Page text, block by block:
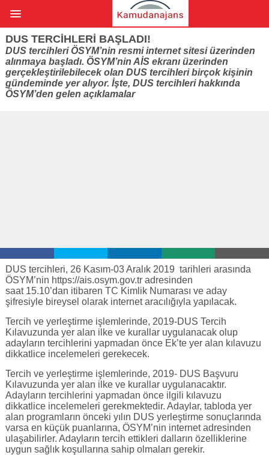
DUS TERCIHLERI BAŞLADI!
DUS tercihleri ÖSYM’nin resmi internet sitesi üzerinden
alınmaya başladı. ÖSYM’nin AİS ekranı üzerinden
gerçekleştirilebilecek olan DUS tercihleri birçok kişinin
gündeminde yer alıyor. İşte, DUS tercihleri hakkında
ÖSYM’den gelen açıklamalar
DUS tercihleri, 26 Kasım-03 Aralık 2019 tarihleri arasında
ÖSYM’nin https://ais.osym.gov.tr adresinden
saat 15.10’dan itibaren TC Kimlik Numarası ve aday
şifresiyle bireysel olarak internet aracılığıyla yapılacak.
Tercih ve yerleştirme işlemlerinde, 2019-DUS Tercih
Kılavuzunda yer alan ilke ve kurallar uygulanacak olup
adayların tercihlerini yapmadan önce Ek’te yer alan kılavuzu
dikkatlice incelemeleri gerekecek.
Tercih ve yerleştirme işlemlerinde, 2019- DUS Başvuru
Kılavuzunda yer alan ilke ve kurallar uygulanacaktır.
Adayların tercihlerini yapmadan önce ilgili kılavuzu
dikkatlice incelemeleri gerekmektedir. Adaylar, tabloda yer
alan programların önceki yılın DUS yerleştirme sonuçlarında
varsa en küçük puanlarına, ÖSYM’nin internet adresinden
ulaşabilirler. Adayların tercih ettikleri dalların özelliklerine
uygun sağlık koşullarına sahip olmaları gerekir.